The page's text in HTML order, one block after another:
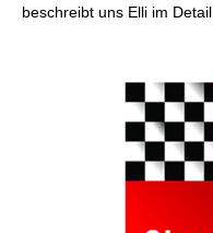
beschreibt uns Elli im Detail.